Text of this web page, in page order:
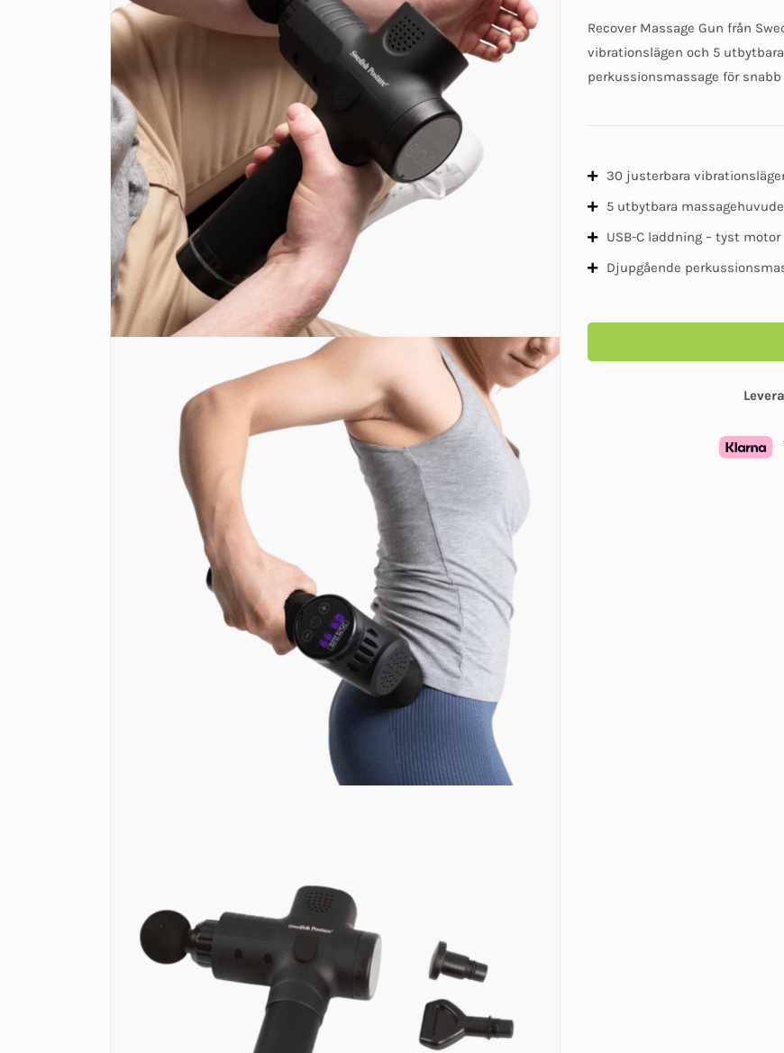
Recover Massage Gun från
vibrationslägen och 5
perkussionsmassage för
30 justerbara
5 utbytbara
USB-C laddning – tyst motor
Djupgående